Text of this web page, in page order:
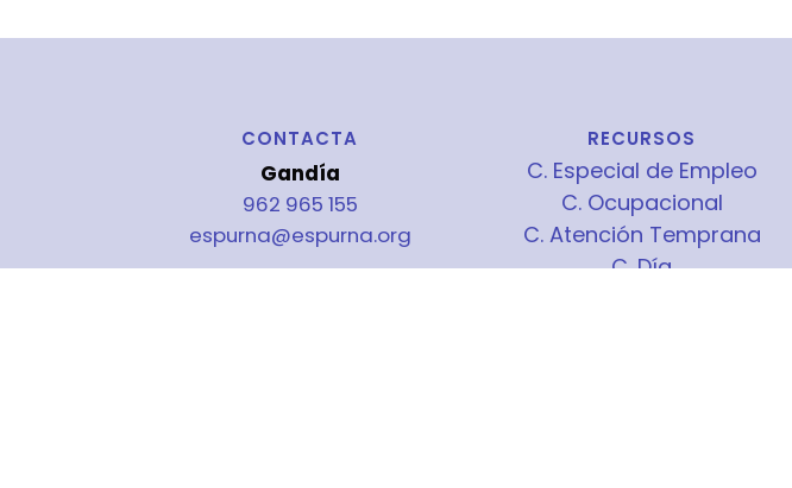
CONTACTA
Gandía
962 965 155
espurna@espurna.org
Torrent
RECURSOS
C. Especial de Empleo
C. Ocupacional
C. Atención Temprana
C. Día